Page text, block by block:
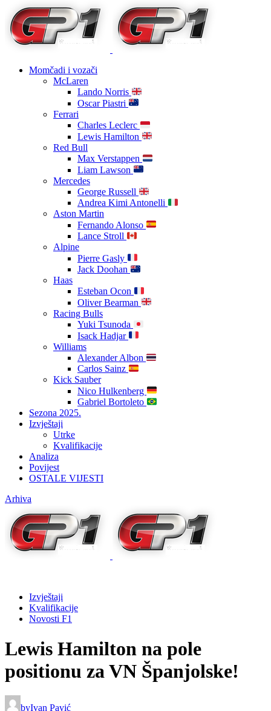
Momčadi i vozači
McLaren
Lando Norris
Oscar Piastri
Ferrari
Charles Leclerc
Lewis Hamilton
Red Bull
Max Verstappen
Liam Lawson
Mercedes
George Russell
Andrea Kimi Antonelli
Aston Martin
Fernando Alonso
Lance Stroll
Alpine
Pierre Gasly
Jack Doohan
Haas
Esteban Ocon
Oliver Bearman
Racing Bulls
Yuki Tsunoda
Isack Hadjar
Williams
Alexander Albon
Carlos Sainz
Kick Sauber
Nico Hulkenberg
Gabriel Bortoleto
Sezona 2025.
Izvještaji
Utrke
Kvalifikacije
Analiza
Povijest
OSTALE VIJESTI
Arhiva
Izvještaji
Kvalifikacije
Novosti F1
Lewis Hamilton na pole
positionu za VN Španjolske!
byIvan Pavić